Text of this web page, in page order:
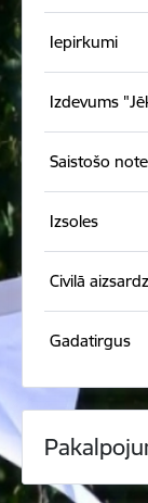
Iepirkumi
Izdevums
Saistošo
Izsoles
Civilā
Gadatirgus